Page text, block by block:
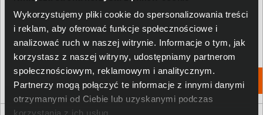
Wykorzystujemy pliki cookie do spersonalizowania treści
i reklam, aby oferować funkcje społecznościowe i
analizować ruch w naszej witrynie. Informacje o tym, jak
korzystasz z naszej witryny, udostępniamy partnerom
społecznościowym, reklamowym i analitycznym.
Partnerzy mogą połączyć te informacje z innymi danymi
otrzymanymi od Ciebie lub uzyskanymi podczas
korzystania z ich usług.
8880001041
Indywidualna wycena
Zapytaj o dostępność
161,00 zł
netto: 130,89 zł
Włóż do torby